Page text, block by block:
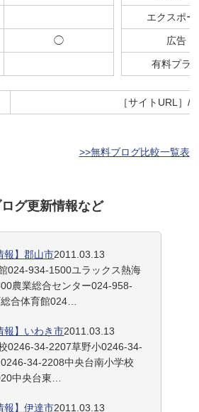
◯
エクスポー
広告
有料プラ
［サイトURL］/
>>無料ブログ比較一覧表
ログ更新情報など
報】郡山市2011.03.13
024-934-1500ユラックス熱海
農業総合センター024-958-
合体育館024…
報】いわき市2011.03.13
0246-34-2207草野小0246-34-
34-2208中央台南小学校
中央台東…
報】伊達市2011.03.13